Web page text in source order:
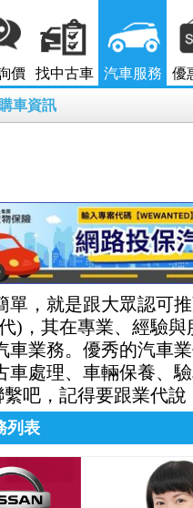
價 找中古車 汽車服務 優
車資訊
單，就是跟大眾認可
)，其在專業、經驗
車業務。優秀的汽車
車處理、車輛保養、
吧，記得要跟業代說
列表